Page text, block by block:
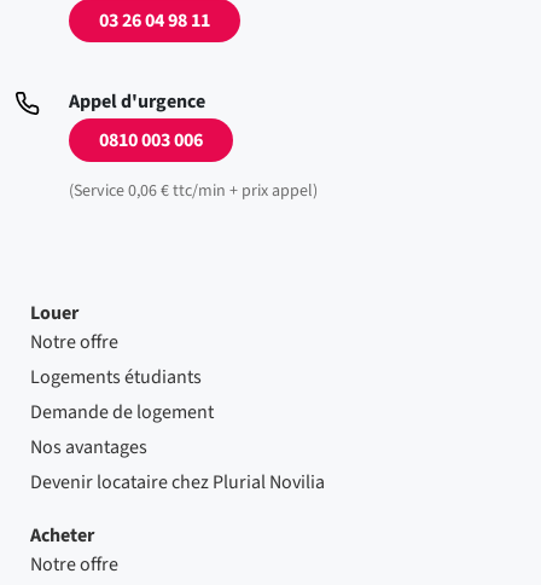
03 26 04 98 11
Appel d'urgence
0810 003 006
(Service 0,06 € ttc/min + prix appel)
Louer
Notre offre
Logements étudiants
Demande de logement
Nos avantages
Devenir locataire chez Plurial Novilia
Acheter
Notre offre